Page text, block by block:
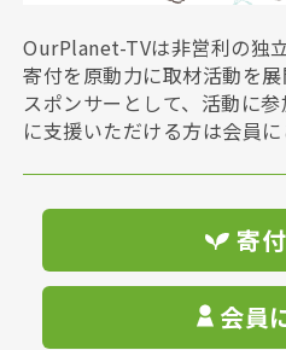
OurPlanet-TVは非営利の独
寄付を原動力に取材活動を
スポンサーとして、活動に
に支援いただける方は会員に
寄
会員